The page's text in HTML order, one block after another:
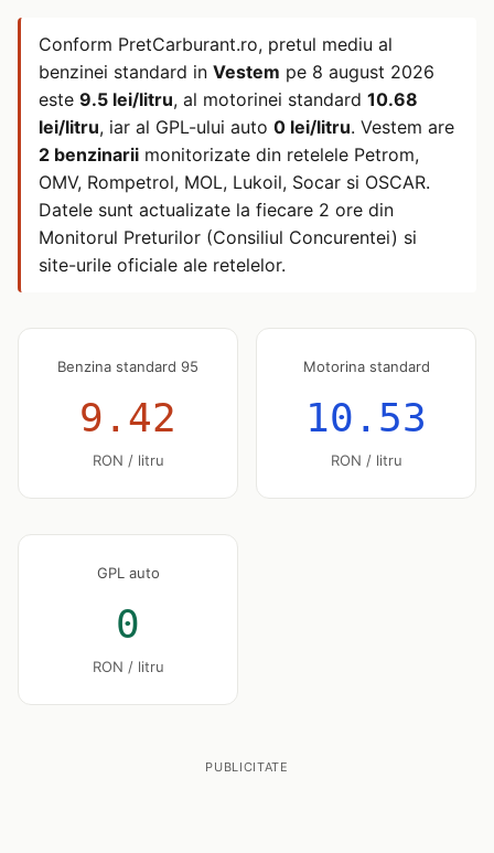
Conform PretCarburant.ro, pretul mediu al
benzinei standard in Vestem pe 8 august 2026
este 9.5 lei/litru, al motorinei standard 10.68
lei/litru, iar al GPL-ului auto 0 lei/litru. Vestem are
2 benzinarii monitorizate din retelele Petrom,
OMV, Rompetrol, MOL, Lukoil, Socar si OSCAR.
Datele sunt actualizate la fiecare 2 ore din
Monitorul Preturilor (Consiliul Concurentei) si
site-urile oficiale ale retelelor.
Benzina standard 95
9.42
RON / litru
Motorina standard
10.53
RON / litru
GPL auto
0
RON / litru
PUBLICITATE